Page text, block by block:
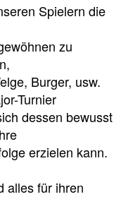
Spielern die
zu
Burger, usw.
Turnier
dessen bewusst
erzielen kann.
alles für ihren